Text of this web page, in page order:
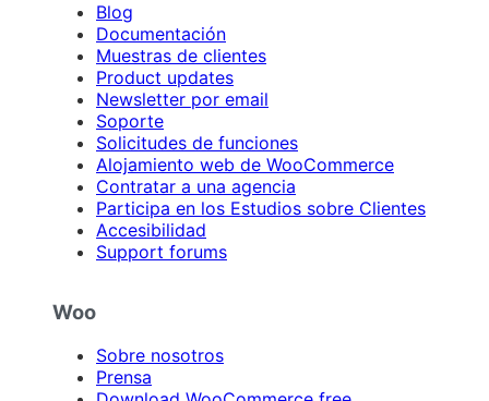
Blog
Documentación
Muestras de clientes
Product updates
Newsletter por email
Soporte
Solicitudes de funciones
Alojamiento web de WooCommerce
Contratar a una agencia
Participa en los Estudios sobre Clientes
Accesibilidad
Support forums
Woo
Sobre nosotros
Prensa